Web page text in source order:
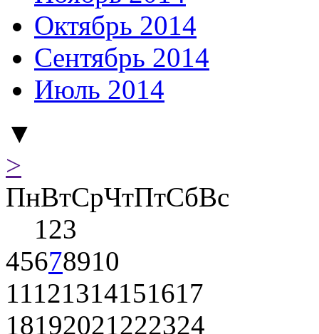
Октябрь 2014
Сентябрь 2014
Июль 2014
▼
>
ПнВтСрЧтПтСбВс
123
45678910
11121314151617
18192021222324